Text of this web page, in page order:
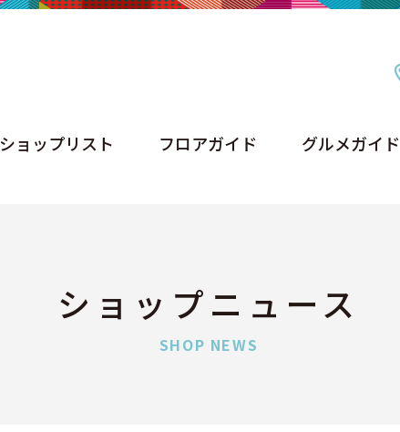
ショップリスト フロアガイド グルメガイド
ショップニュース
SHOP NEWS